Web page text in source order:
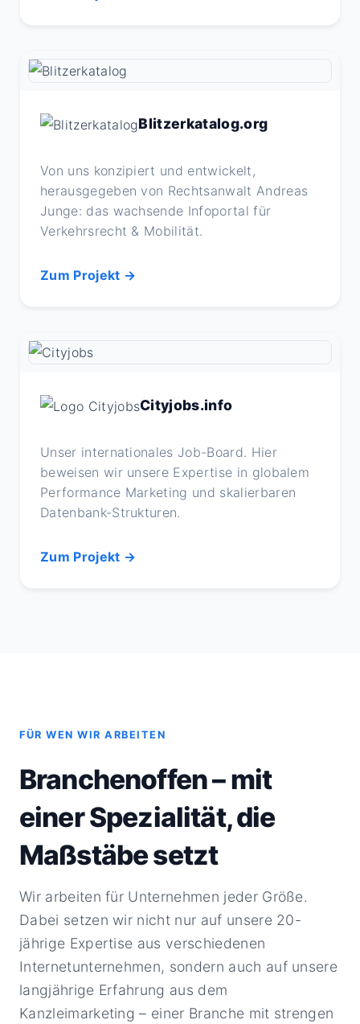
Blitzerkatalog.org
Von uns konzipiert und entwickelt,
herausgegeben von Rechtsanwalt Andreas
Junge: das wachsende Infoportal für
Verkehrsrecht & Mobilität.
Zum Projekt →
Cityjobs.info
Unser internationales Job-Board. Hier
beweisen wir unsere Expertise in globalem
Performance Marketing und skalierbaren
Datenbank-Strukturen.
Zum Projekt →
FÜR WEN WIR ARBEITEN
Branchenoffen – mit
einer Spezialität, die
Maßstäbe setzt
Wir arbeiten für Unternehmen jeder Größe.
Dabei setzen wir nicht nur auf unsere 20-
jährige Expertise aus verschiedenen
Internetunternehmen, sondern auch auf unsere
langjährige Erfahrung aus dem
Kanzleimarketing – einer Branche mit strengen